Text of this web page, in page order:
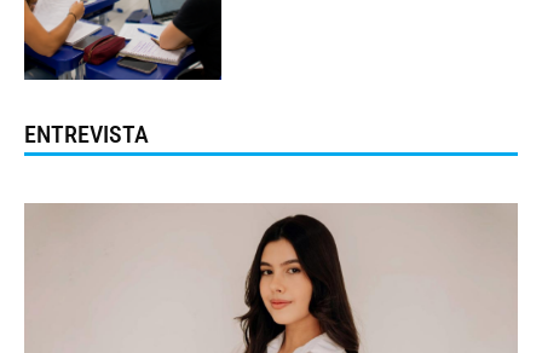
ENTREVISTA